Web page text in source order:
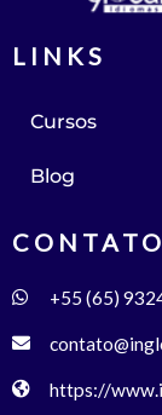
LINKS
Cursos
Blog
+55 (65)
https://